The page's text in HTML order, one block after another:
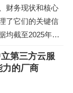
得有讲究。营收
财务现状和核心
了它们的关键信
均截至2025年最
数据。1. 网宿科
宿科技是典型
式。它的算力故
第三方云服
的厂商